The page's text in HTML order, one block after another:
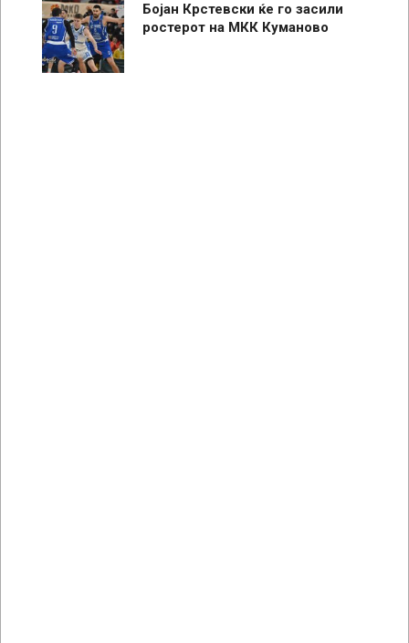
Бојан Крстевски ќе го засили
ростерот на МКК Куманово